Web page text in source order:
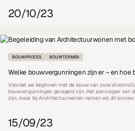
20/10/23
BOUWPROCES BOUWTERMEN
Welke bouwvergunningen zijn er – en hoe
Voordat we beginnen met de bouw van jouw
bouwvergunningen geregeld zijn. Het aanvragen van
zijn, maar bij Architectuurwonen nemen wij dit proces
15/09/23